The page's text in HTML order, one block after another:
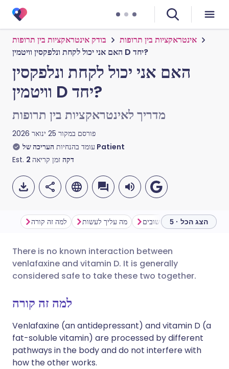
בודק אינטראקציות בין תרופות
אינטראקציות בין תרופות
האם אני יכול לקחת ונלפקסין וויטמין D יחד?
האם אני יכול לקחת ונלפקסין
וויטמין D יחד?
מדריך לאינטראקציות בין תרופות
פורסם במקור 25 ינואר 2026
עומד בהנחיות העריכה של Patient
Est. 2 דקה זמן קריאה
שתף דרך אימייל
🇬🇧 English
🇮🇳 हिन्दी 🇮🇱 עברית
למה זה קורה מה עליך לעשות אמצעי זהירות חשובים
הצג הכל · 5
There is no known interaction between
venlafaxine and vitamin D. It is generally
considered safe to take these two together.
למה זה קורה
Venlafaxine (an antidepressant) and vitamin D (a
fat-soluble vitamin) are processed by different
pathways in the body and do not interfere with
how the other works.